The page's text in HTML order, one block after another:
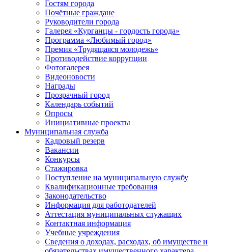
Гостям города
Почётные граждане
Руководители города
Галерея «Курганцы - гордость города»
Программа «Любимый город»
Премия «Трудящаяся молодежь»
Противодействие коррупции
Фотогалерея
Видеоновости
Награды
Прозрачный город
Календарь событий
Опросы
Инициативные проекты
Муниципальная служба
Кадровый резерв
Вакансии
Конкурсы
Стажировка
Поступление на муниципальную службу
Квалификационные требования
Законодательство
Информация для работодателей
Аттестация муниципальных служащих
Контактная информация
Учебные учреждения
Сведения о доходах, расходах, об имуществе и